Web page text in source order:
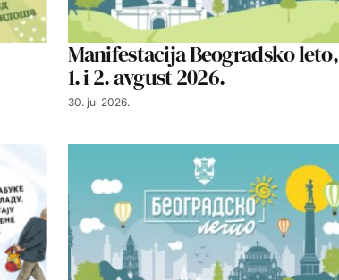
Manifestacija Beogradsko leto,
1. i 2. avgust 2026.
30. jul 2026.